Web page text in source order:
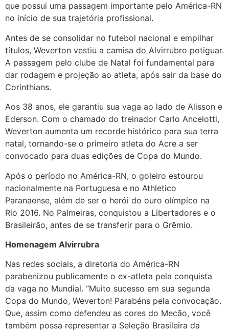
que possui uma passagem importante pelo América-RN
no início de sua trajetória profissional.
Antes de se consolidar no futebol nacional e empilhar
títulos, Weverton vestiu a camisa do Alvirrubro potiguar.
A passagem pelo clube de Natal foi fundamental para
dar rodagem e projeção ao atleta, após sair da base do
Corinthians.
Aos 38 anos, ele garantiu sua vaga ao lado de Alisson e
Ederson. Com o chamado do treinador Carlo Ancelotti,
Weverton aumenta um recorde histórico para sua terra
natal, tornando-se o primeiro atleta do Acre a ser
convocado para duas edições de Copa do Mundo.
Após o período no América-RN, o goleiro estourou
nacionalmente na Portuguesa e no Athletico
Paranaense, além de ser o herói do ouro olímpico na
Rio 2016. No Palmeiras, conquistou a Libertadores e o
Brasileirão, antes de se transferir para o Grêmio.
Homenagem Alvirrubra
Nas redes sociais, a diretoria do América-RN
parabenizou publicamente o ex-atleta pela conquista
da vaga no Mundial. “Muito sucesso em sua segunda
Copa do Mundo, Weverton! Parabéns pela convocação.
Que, assim como defendeu as cores do Mecão, você
também possa representar a Seleção Brasileira da